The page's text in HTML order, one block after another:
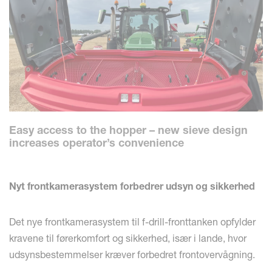
Easy access to the hopper – new sieve design
increases operator’s convenience
Nyt frontkamerasystem forbedrer udsyn og sikkerhed
Det nye frontkamerasystem til f-drill-fronttanken opfylder
kravene til førerkomfort og sikkerhed, især i lande, hvor
udsynsbestemmelser kræver forbedret frontovervågning.